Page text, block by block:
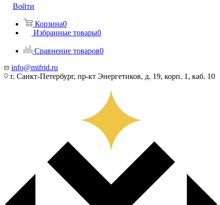
Войти
Корзина0
Избранные товары0
Сравнение товаров0
info@mifrid.ru
г. Санкт-Петербург, пр-кт Энергетиков, д. 19, корп. 1, каб. 10